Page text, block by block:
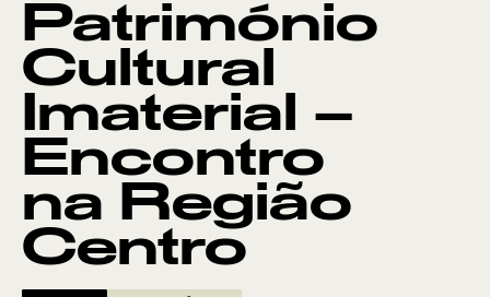
Património
Cultural
Imaterial –
Encontro
na Região
Centro